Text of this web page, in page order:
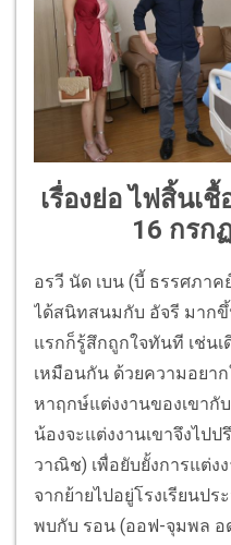
เรื่องย่อ ไฟสิ้นเชื้
16 กรก
อรวี นัด เบน (บี้ ธรรศภา
ได้สนิทสนมกับ อัจรี มากขึ้
แรกก็รู้สึกถูกใจทันที เช่น
เหมือนกัน ด้วยความอยา
หาฤกษ์แต่งงานของเขากั
น้องจะแต่งงานเขาจึงไป
วาณิช) เพื่อยับยั้งการแต่
จากย้ายไปอยู่โรงเรียนป
พบกับ รอน (ออฟ-จุมพล อ